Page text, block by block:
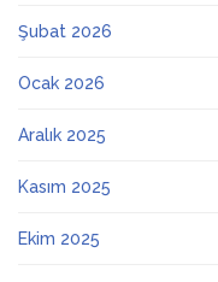
Şubat 2026
Ocak 2026
Aralık 2025
Kasım 2025
Ekim 2025